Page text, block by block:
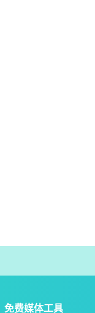
免费媒体工具